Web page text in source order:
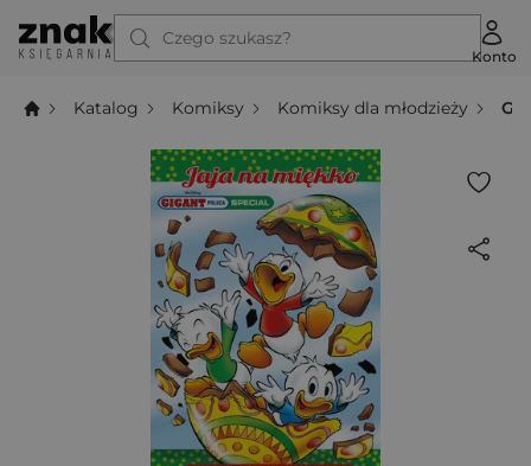
Czego szukasz?
Konto
Katalog Komiksy Komiksy dla młodzieży